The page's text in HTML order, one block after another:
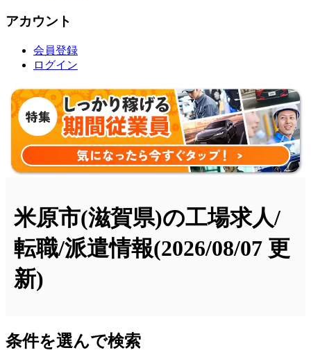
アカウント
会員登録
ログイン
米原市(滋賀県)の工場求人/
転職/派遣情報(2026/08/07 更
新)
条件を選んで検索